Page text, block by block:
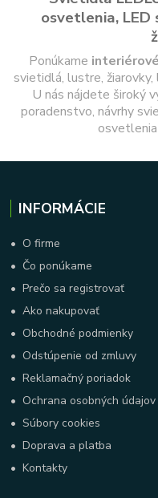
osvetlenia,
Ponúkame interiérové
svietidlá, lustre, žiarovky,
U nás nájdete široký
poradenstvo, návrhy
INFORMÁCIE
• O firme
• Čo ponúkame
•Prečo sa registrovať
•Ako nakupovať
• Obchodné podmienky
• Odstúpenie od zmluvy
•Reklamačný poriadok
• Ochrana osobných údajov
•Súbory cookies
•Doprava a platba
•Kontakty